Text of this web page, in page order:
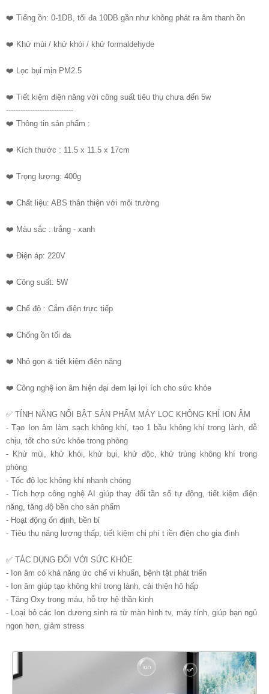
❤️ Tiếng ồn: 0-1DB, tối đa 10DB gần như không phát ra âm thanh ồn
❤️ Khử mùi / khử khói / khử formaldehyde
❤️ Lọc bụi mịn PM2.5
❤️ Tiết kiệm điện năng với công suất tiêu thụ chưa đến 5w
----------------------------
❤️ Thông tin sản phẩm :
❤️ Kích thước : 11.5 x 11.5 x 17cm
❤️ Trọng lượng: 400g
❤️ Chất liệu: ABS thân thiện với môi trường
❤️ Màu sắc : trắng - xanh
❤️ Điện áp: 220V
❤️ Công suất: 5W
❤️ Chế độ : Cắm điện trực tiếp
❤️ Chống ồn tối đa
❤️ Nhỏ gọn & tiết kiệm điện năng
❤️ Công nghệ ion âm hiện đại đem lại lợi ích cho sức khỏe
✅ TÍNH NĂNG NỔI BẬT SẢN PHẨM MÁY LỌC KHÔNG KHÍ ION ÂM
- Tạo Ion âm làm sạch không khí, tạo 1 bầu không khí trong lành, dễ
chịu, tốt cho sức khỏe trong phòng
- Khử mùi, khử khói, khử bụi, khử độc, khử trùng không khí trong
phòng
- Tốc độ lọc không khí nhanh chóng
- Tích hợp công nghệ AI giúp thay đổi tần số tự động, tiết kiệm điện
năng, tăng độ bền cho sản phẩm
- Hoạt động ổn định, bền bỉ
- Tiêu thụ năng lượng thấp, tiết kiệm chi phí t iền điện cho gia đình
✅ TÁC DỤNG ĐỐI VỚI SỨC KHỎE
- Ion âm có khả năng ức chế vi khuẩn, bệnh tật phát triển
- Ion âm giúp tạo không khí trong lành, cải thiện hô hấp
- Tăng Oxy trong máu, hỗ trợ hệ thần kinh
- Loại bỏ các Ion dương sinh ra từ màn hình tv, máy tính, giúp bạn ngủ
ngon hơn, giảm stress